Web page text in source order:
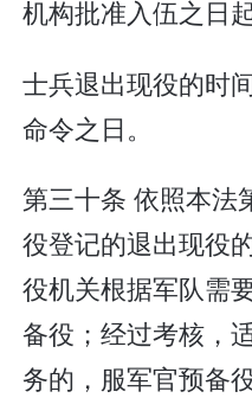
机构批准入伍之日起
士兵退出现役的时
命令之日。
第三十条 依照本法
役登记的退出现役
役机关根据军队需
备役；经过考核，
务的，服军官预备役